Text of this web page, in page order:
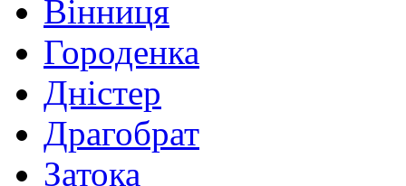
Вінниця
Городенка
Дністер
Драгобрат
Затока